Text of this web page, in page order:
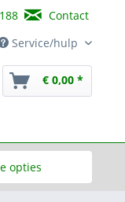
Contact
Service/hulp
€ 0,00 *
opties